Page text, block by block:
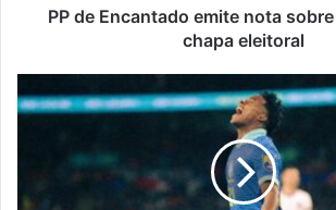
eleitoralPP de Encantado emite nota
chapa eleitoral
vence
Inglaterra